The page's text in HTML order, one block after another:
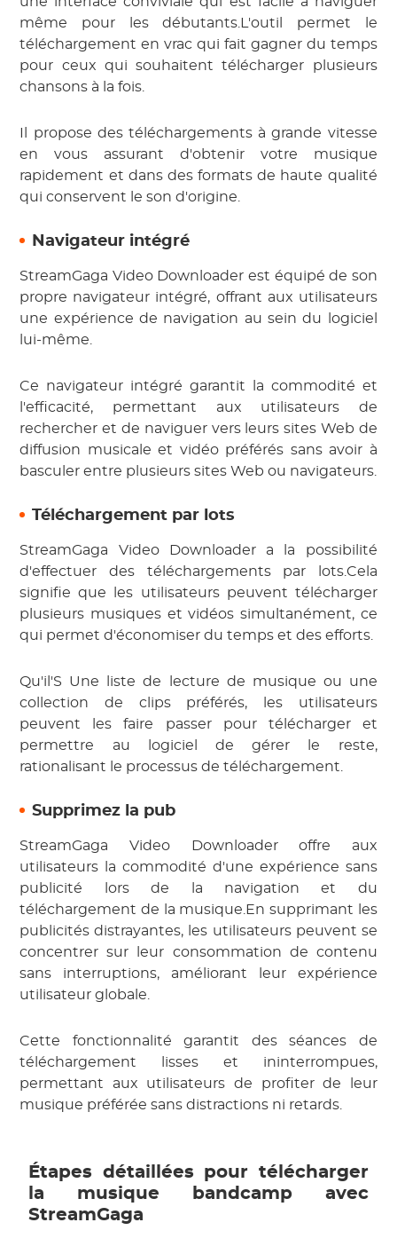
même pour les débutants.L'outil permet le
téléchargement en vrac qui fait gagner du temps
pour ceux qui souhaitent télécharger plusieurs
chansons à la fois.
Il propose des téléchargements à grande vitesse
en vous assurant d'obtenir votre musique
rapidement et dans des formats de haute qualité
qui conservent le son d'origine.
Navigateur intégré
StreamGaga Video Downloader est équipé de son
propre navigateur intégré, offrant aux utilisateurs
une expérience de navigation au sein du logiciel
lui-même.
Ce navigateur intégré garantit la commodité et
l'efficacité, permettant aux utilisateurs de
rechercher et de naviguer vers leurs sites Web de
diffusion musicale et vidéo préférés sans avoir à
basculer entre plusieurs sites Web ou navigateurs.
Téléchargement par lots
StreamGaga Video Downloader a la possibilité
d'effectuer des téléchargements par lots.Cela
signifie que les utilisateurs peuvent télécharger
plusieurs musiques et vidéos simultanément, ce
qui permet d'économiser du temps et des efforts.
Qu'il'S Une liste de lecture de musique ou une
collection de clips préférés, les utilisateurs
peuvent les faire passer pour télécharger et
permettre au logiciel de gérer le reste,
rationalisant le processus de téléchargement.
Supprimez la pub
StreamGaga Video Downloader offre aux
utilisateurs la commodité d'une expérience sans
publicité lors de la navigation et du
téléchargement de la musique.En supprimant les
publicités distrayantes, les utilisateurs peuvent se
concentrer sur leur consommation de contenu
sans interruptions, améliorant leur expérience
utilisateur globale.
Cette fonctionnalité garantit des séances de
téléchargement lisses et ininterrompues,
permettant aux utilisateurs de profiter de leur
musique préférée sans distractions ni retards.
Étapes détaillées pour télécharger
la musique bandcamp avec
StreamGaga